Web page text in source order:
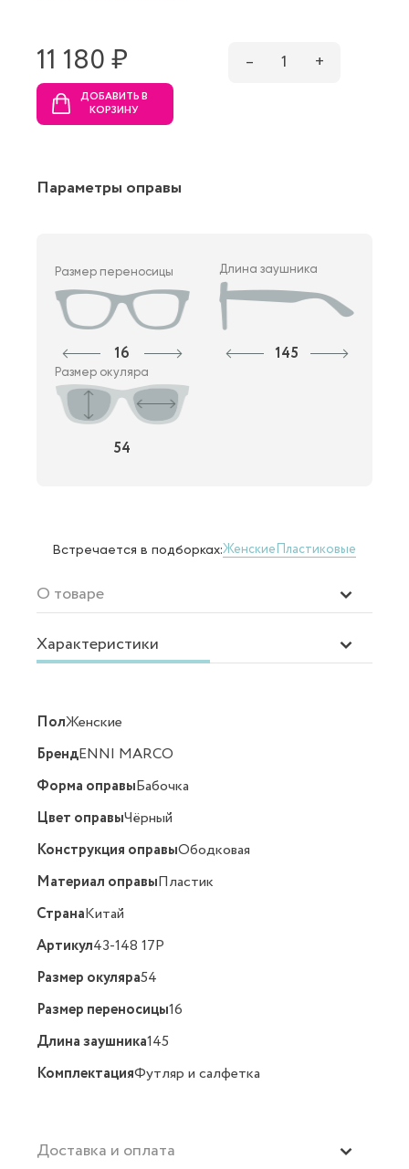
11 180 ₷ – 1 +
ДОБАВИТЬ В
КОРЗИНУ
Параметры оправы
Размер переносицы
16
Длина заушника
145
Размер окуляра
54
Встречается в подборках:ЖенскиеПластиковые
О товаре
Характеристики
ПолЖенские
БрендENNI MARCO
Форма оправыБабочка
Цвет оправыЧёрный
Конструкция оправыОбодковая
Материал оправыПластик
СтранаКитай
Артикул43-148 17P
Размер окуляра54
Размер переносицы16
Длина заушника145
КомплектацияФутляр и салфетка
Доставка и оплата